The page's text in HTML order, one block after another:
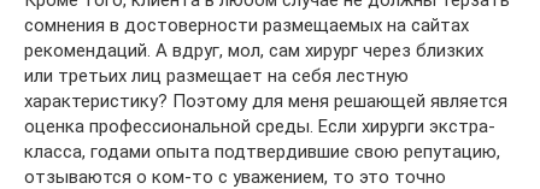
сомнения в достоверности размещаемых на сайтах
рекомендаций. А вдруг, мол, сам хирург через близких
или третьих лиц размещает на себя лестную
характеристику? Поэтому для меня решающей является
оценка профессиональной среды. Если хирурги экстра-
класса, годами опыта подтвердившие свою репутацию,
отзываются о ком-то с уважением, то это точно